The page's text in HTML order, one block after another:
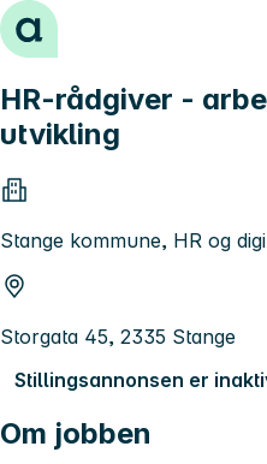
Hopp til innhold
HR-rådgiver -
utvikling
Stange kommune, HR og
Storgata 45, 2335 Stange
Stillingsannonsen er
Om jobben